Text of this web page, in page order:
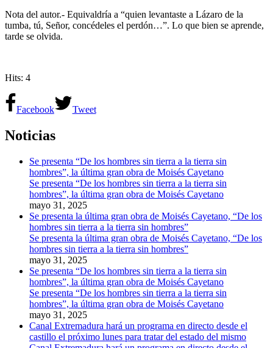
Nota del autor.- Equivaldría a “quien levantaste a Lázaro de la
tumba, tú, Señor, concédeles el perdón…”. Lo que bien se aprende,
tarde se olvida.
Hits: 4
Facebook Tweet
Noticias
Se presenta “De los hombres sin tierra a la tierra sin
hombres”, la última gran obra de Moisés Cayetano
Se presenta “De los hombres sin tierra a la tierra sin
hombres”, la última gran obra de Moisés Cayetano
mayo 31, 2025
Se presenta la última gran obra de Moisés Cayetano, “De los
hombres sin tierra a la tierra sin hombres”
Se presenta la última gran obra de Moisés Cayetano, “De los
hombres sin tierra a la tierra sin hombres”
mayo 31, 2025
Se presenta “De los hombres sin tierra a la tierra sin
hombres”, la última gran obra de Moisés Cayetano
Se presenta “De los hombres sin tierra a la tierra sin
hombres”, la última gran obra de Moisés Cayetano
mayo 31, 2025
Canal Extremadura hará un programa en directo desde el
castillo el próximo lunes para tratar del estado del mismo